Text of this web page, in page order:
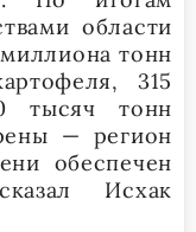
области
тонн
315
тысяч тонн
— регион
обеспечен
Исхак